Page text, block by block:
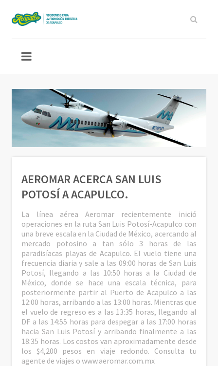
AEROMAR ACERCA SAN LUIS
POTOSÍ A ACAPULCO.
La línea aérea Aeromar recientemente inició
operaciones en la ruta San Luis Potosí-Acapulco con
una breve escala en la Ciudad de México, acercando al
mercado potosino a tan sólo 3 horas de las
paradisíacas playas de Acapulco. El vuelo tiene una
frecuencia diaria y sale a las 09:00 horas de San Luis
Potosí, llegando a las 10:50 horas a la Ciudad de
México, donde se hace una escala técnica, para
posteriormente partir al Puerto de Acapulco a las
12:00 horas, arribando a las 13:00 horas. Mientras que
el vuelo de regreso es a las 13:35 horas, llegando al
DF a las 14:55 horas para despegar a las 17:00 horas
hacia San Luis Potosí y arribando finalmente a las
18:35 horas. Los costos van aproximadamente desde
los $4,200 pesos en viaje redondo. Consulta tu
agente de viajes owww.aeromar.com.mx